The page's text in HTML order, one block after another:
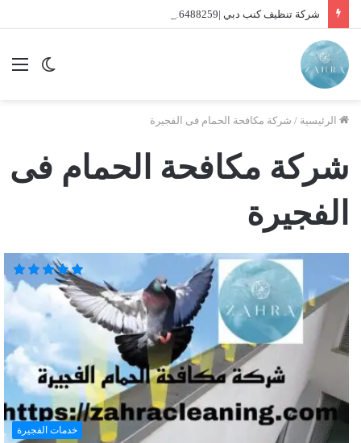
شركة تنظيف كنب دبي |01016488259| للايجار
الوضع
الرئيسية / شركة مكافحة الحمام فى الفجيرة
شركة مكافحة الحمام فى
الفجيرة
خدمات الفجيرة